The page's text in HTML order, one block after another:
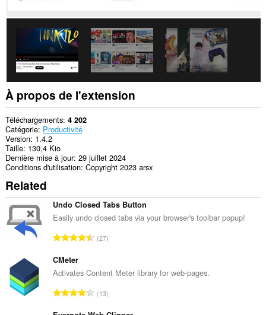
À propos de l'extension
Téléchargements 4 202
Catégorie Productivité
Version 1.4.2
Taille 130,4 Kio
Dernière mise à jour 29 juillet 2024
Conditions d'utilisation Copyright 2023 arsx
Related
Undo Closed Tabs Button
Easily undo closed tabs via your browser's toolbar popup!
N
b
e
27
CMeter
Activates Content Meter library for web-pages.
N13